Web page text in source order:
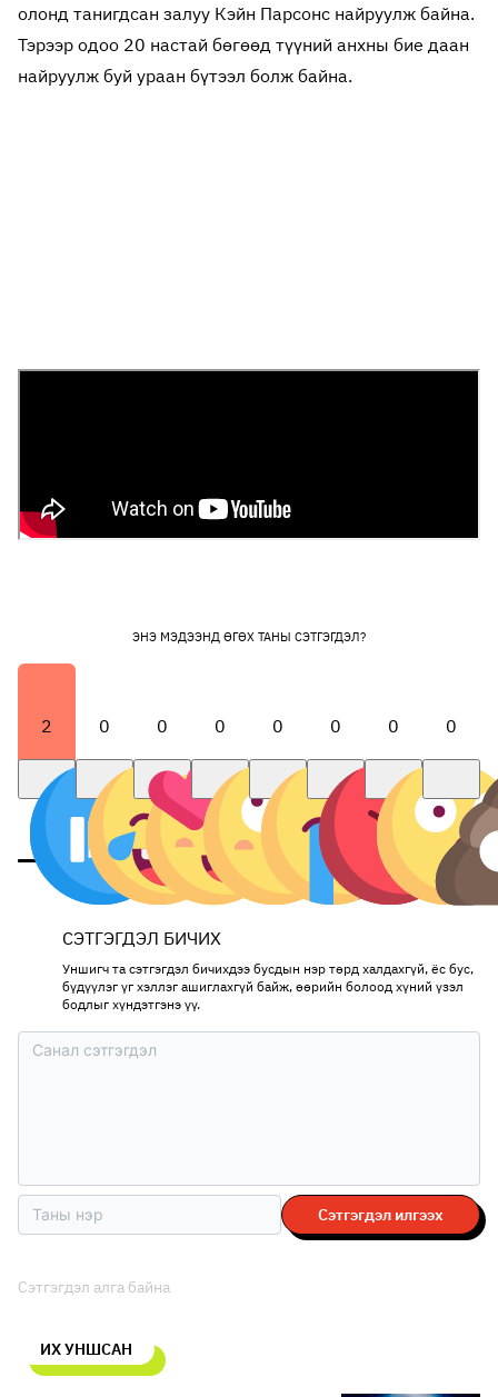
олонд танигдсан залуу Кэйн Парсонс найруулж байна.
Тэрээр одоо 20 настай бөгөөд түүний анхны бие даан
найруулж буй ураан бүтээл болж байна.
ЭНЭ МЭДЭЭНД ӨГӨХ ТАНЫ СЭТГЭГДЭЛ?
2 0 0 0 0 0 0 0
СЭТГЭГДЭЛ БИЧИХ
Уншигч та сэтгэгдэл бичихдээ бусдын нэр төрд халдахгүй, ёс бус,
бүдүүлэг үг хэллэг ашиглахгүй байж, өөрийн болоод хүний үзэл
бодлыг хүндэтгэнэ үү.
Сэтгэгдэл илгээх
Сэтгэгдэл алга байна
ИХ УНШСАН